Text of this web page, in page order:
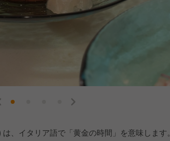
、イタリア語で「黄金の時間」を意味します。